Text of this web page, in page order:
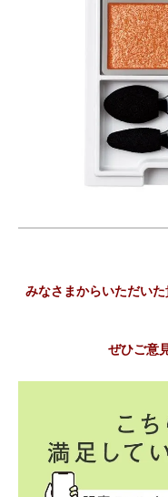
みなさまからいただい
ぜひご意